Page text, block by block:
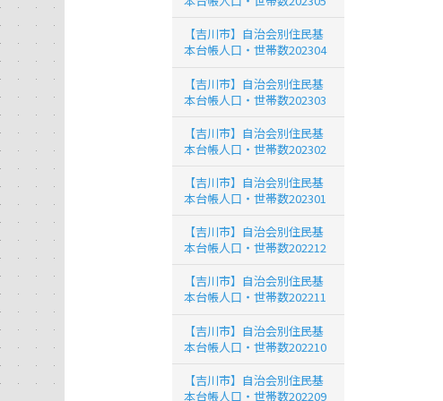
【吉川市】自治会別住民基
本台帳人口・世帯数202304
【吉川市】自治会別住民基
本台帳人口・世帯数202303
【吉川市】自治会別住民基
本台帳人口・世帯数202302
【吉川市】自治会別住民基
本台帳人口・世帯数202301
【吉川市】自治会別住民基
本台帳人口・世帯数202212
【吉川市】自治会別住民基
本台帳人口・世帯数202211
【吉川市】自治会別住民基
本台帳人口・世帯数202210
【吉川市】自治会別住民基
本台帳人口・世帯数202209